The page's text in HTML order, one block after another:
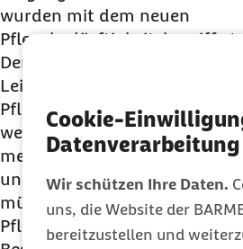
Cookie-
Datenverarbeitung
Wir schützen Ihre Daten.
uns, die Website der
bereitzustellen und
wurden mit dem neuen
Pflegebedürftigkeitsbegriff
Demenz Erkrankte erstmals
Leistungen eingeführt.
Pflegeversorgung in den
weiter ausgebaut werden.
mehr Fachkräfte als bisher
und langfristig in der Pflege
müssen. Die Digitalisierung
Pflegebereich weiter